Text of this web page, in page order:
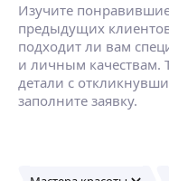
Изучите
предыдущих
подходит ли вам
и личным качествам.
детали с
заполните заявку.